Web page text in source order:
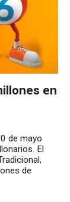
en
de mayo
El
de